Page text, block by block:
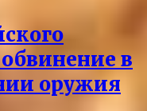
в
оружия